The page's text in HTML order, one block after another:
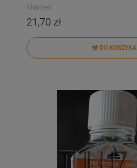
Maimeri
21,70 zł
DO KOSZYKA